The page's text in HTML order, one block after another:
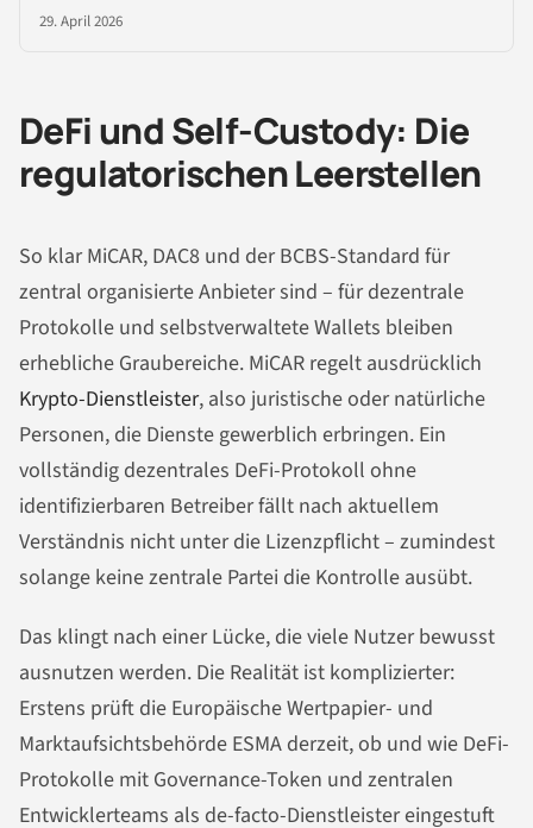
29. April 2026
DeFi und Self-Custody: Die
regulatorischen Leerstellen
So klar MiCAR, DAC8 und der BCBS-Standard für
zentral organisierte Anbieter sind – für dezentrale
Protokolle und selbstverwaltete Wallets bleiben
erhebliche Graubereiche. MiCAR regelt ausdrücklich
Krypto-Dienstleister, also juristische oder natürliche
Personen, die Dienste gewerblich erbringen. Ein
vollständig dezentrales DeFi-Protokoll ohne
identifizierbaren Betreiber fällt nach aktuellem
Verständnis nicht unter die Lizenzpflicht – zumindest
solange keine zentrale Partei die Kontrolle ausübt.
Das klingt nach einer Lücke, die viele Nutzer bewusst
ausnutzen werden. Die Realität ist komplizierter:
Erstens prüft die Europäische Wertpapier- und
Marktaufsichtsbehörde ESMA derzeit, ob und wie DeFi-
Protokolle mit Governance-Token und zentralen
Entwicklerteams als de-facto-Dienstleister eingestuft